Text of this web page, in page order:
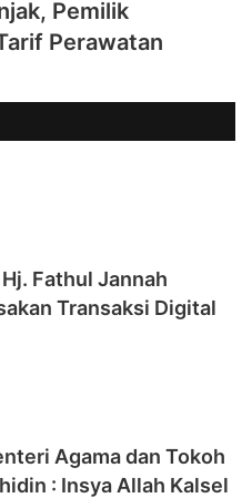
Pemilik
Perawatan
Fathul Jannah
Transaksi Digital
Agama dan Tokoh
: Insya Allah Kalsel